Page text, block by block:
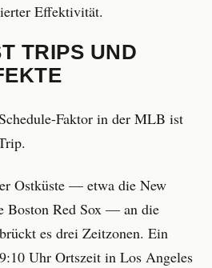
Effektivität.
TRIPS UND
Faktor in der MLB ist
Ostküste — etwa die New
Boston Red Sox — an die
es drei Zeitzonen. Ein
Uhr Ortszeit in Los Angeles